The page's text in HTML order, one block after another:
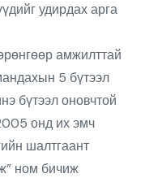
удирдах арга
амжилттай
5 бүтээл
бүтээл оновчтой
онд их эмч
шалтгаант
ном бичиж